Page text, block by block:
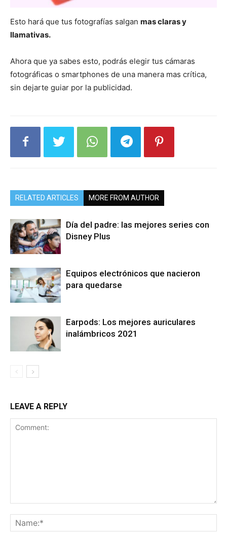
Esto hará que tus fotografías salgan mas claras y
llamativas.
Ahora que ya sabes esto, podrás elegir tus cámaras
fotográficas o smartphones de una manera mas crítica,
sin dejarte guiar por la publicidad.
RELATED ARTICLES MORE FROM AUTHOR
Día del padre: las mejores series con
Disney Plus
Equipos electrónicos que nacieron
para quedarse
Earpods: Los mejores auriculares
inalámbricos 2021
LEAVE A REPLY